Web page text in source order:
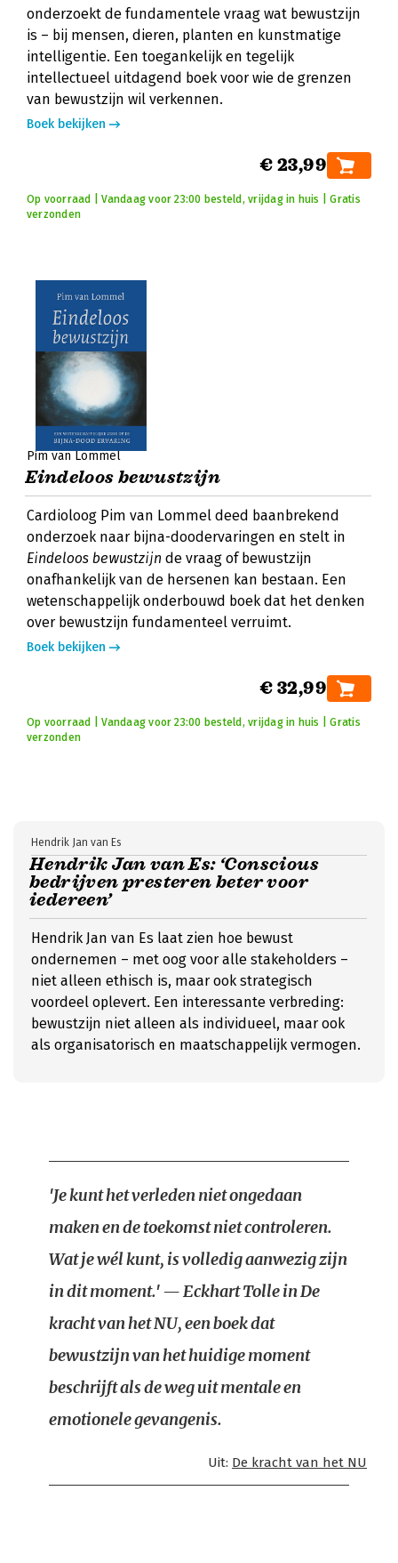
onderzoekt de fundamentele vraag wat bewustzijn
is – bij mensen, dieren, planten en kunstmatige
intelligentie. Een toegankelijk en tegelijk
intellectueel uitdagend boek voor wie de grenzen
van bewustzijn wil verkennen.
Boek bekijken
€ 23,99
Op voorraad | Vandaag voor 23:00 besteld, vrijdag in huis | Gratis
verzonden
Pim van Lommel
Eindeloos bewustzijn
Cardioloog Pim van Lommel deed baanbrekend
onderzoek naar bijna-doodervaringen en stelt in
Eindeloos bewustzijn de vraag of bewustzijn
onafhankelijk van de hersenen kan bestaan. Een
wetenschappelijk onderbouwd boek dat het denken
over bewustzijn fundamenteel verruimt.
Boek bekijken
€ 32,99
Op voorraad | Vandaag voor 23:00 besteld, vrijdag in huis | Gratis
verzonden
Hendrik Jan van Es: ‘Conscious
bedrijven presteren beter voor
iedereen’
Hendrik Jan van Es
Hendrik Jan van Es laat zien hoe bewust
ondernemen – met oog voor alle stakeholders –
niet alleen ethisch is, maar ook strategisch
voordeel oplevert. Een interessante verbreding:
bewustzijn niet alleen als individueel, maar ook
als organisatorisch en maatschappelijk vermogen.
'Je kunt het verleden niet ongedaan
maken en de toekomst niet controleren.
Wat je wél kunt, is volledig aanwezig zijn
in dit moment.' — Eckhart Tolle inDe
kracht van het NU, een boek dat
bewustzijn van het huidige moment
beschrijft als de weg uit mentale en
emotionele gevangenis.
Uit: De kracht van het NU